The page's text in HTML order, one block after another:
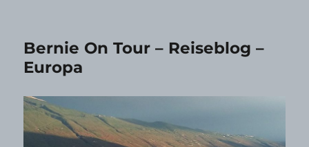
Bernie On Tour – Reiseblog –
Europa